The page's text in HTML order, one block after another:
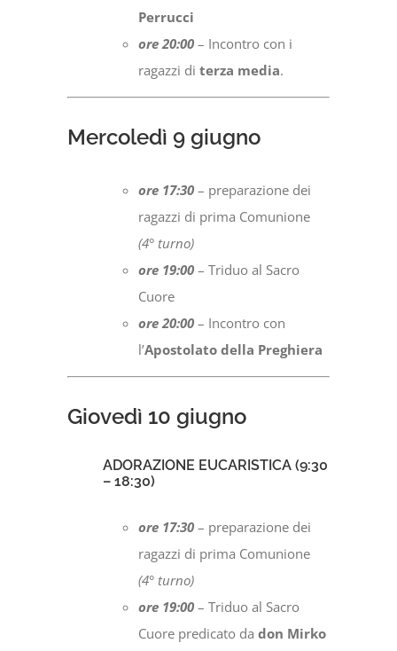
Perrucci
ore 20:00 – Incontro con i
ragazzi diterza media.
Mercoledì 9 giugno
ore 17:30 – preparazione dei
ragazzi di prima Comunione
(4° turno)
ore 19:00 – Triduo al Sacro
Cuore
ore 20:00 – Incontro con
l’Apostolato della Preghiera
Giovedì 10giugno
ADORAZIONE EUCARISTICA (9:30
– 18:30)
ore 17:30 – preparazione dei
ragazzi di prima Comunione
(4° turno)
ore 19:00 – Triduo al Sacro
Cuore predicato dadon Mirko